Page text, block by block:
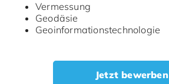
Vermessung
Geodäsie
Geoinformationstechnologie
Jetzt bewerben